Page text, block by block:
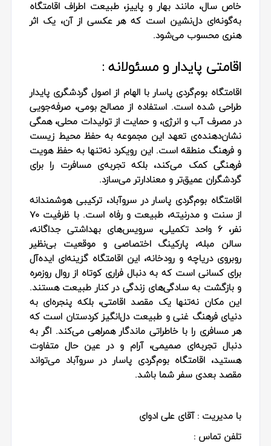
خاص سال، مانند بهار و پاییز، طبیعت اطراف اقامتگاه
به‌گونه‌ای دل‌نشین است که هر عکسی از آن، یک اثر
هنری محسوب می‌شود.
اقامتی پایدار و مسئولانه :
اقامتگاه بوم‌گردی پاسار با الهام از اصول گردشگری پایدار
طراحی شده است. استفاده از مصالح بومی، صرفه‌جویی
در مصرف آب و انرژی، و حمایت از تولیدات محلی، همگی
نشان‌دهنده‌ی تعهد این مجموعه به حفظ محیط زیست
و فرهنگ منطقه است. این رویکرد نه‌تنها به حفظ هویت
فرهنگی کمک می‌کند، بلکه تجربه‌ی مسافرت را برای
گردشگران عمیق‌تر و معنادارتر می‌سازد.
اقامتگاه بوم‌گردی پاسار در سروآباد، ترکیبی هوشمندانه
از سنت و مدرنیته، طبیعت و رفاه است. با ظرفیت ۷۰
نفر، ۶ واحد تکمیلی، سرویس‌های بهداشتی جداگانه،
سالن مبله، پارکینگ اختصاصی و موقعیت بی‌نظیر
روبروی دریاچه و رودخانه، این اقامتگاه گزینه‌ای ایده‌آل
برای کسانی است که به دنبال فراری کوتاه از روال روزمره
و بازگشت به سادگی‌های زندگی در کنار طبیعت هستند.
این مکان نه‌تنها یک مقصد اقامتی، بلکه پنجره‌ای به
دنیای فرهنگ غنی و طبیعت دل‌انگیز کردستان است که
هر مسافری را با خاطراتی ماندگار همراهی می‌کند. اگر به
دنبال تجربه‌ای صمیمی، آرام و در عین حال متفاوت
هستید، اقامتگاه بوم‌گردی پاسار در سروآباد می‌تواند
مقصد بعدی سفر شما باشد.
با مدیریت : آقای علی ادوای
تلفن تماس :